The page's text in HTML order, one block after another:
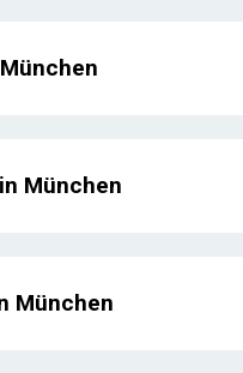
München
München